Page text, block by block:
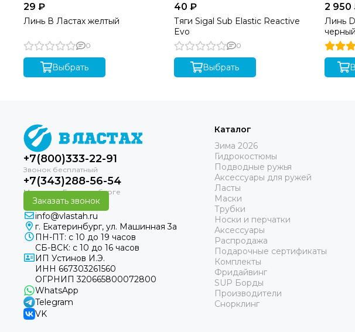
29 ₽
Линь В Ластах желтый
0
Выбрать
40 ₽
Тяги Sigal Sub Elastic Reactive
Evo
0
Выбрать
2 950
Линь
черный
+7(800)333-22-91
+7(343)288-56-54
Заказать звонок
info@vlastah.ru
г. Екатеринбург, ул. Машинная 3а
ПН-ПТ: с 10 до 19 часов
СБ-ВСК: с 10 до 16 часов
ИП Устинов И.Э.
ИНН 667303261560
ОГРНИП 320665800072800
WhatsApp
Telegram
VK
Каталог
Зима 2026
Гидрокостюмы
Подводные ружья
Аксессуары для ружей
Ласты
Маски
Трубки
Носки и перчатки
Аксессуары
Распродажа
Подарочные сертификаты
Комплекты
Фридайвинг
SUP Борды
Производители
Снорклинг